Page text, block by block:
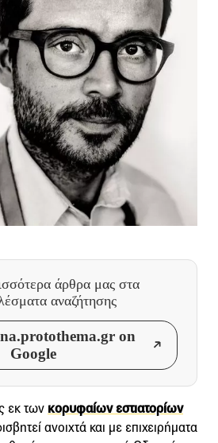
άρθρα μας στα
αναζήτησης
on
Google
εκ των κορυφαίων εστιατορίων
ανοιχτά και με επιχειρήματα